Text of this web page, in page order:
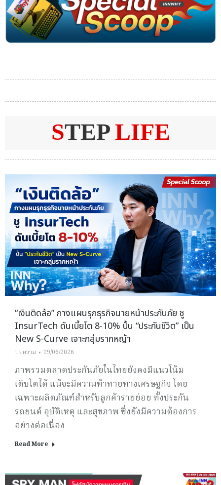
STEP LIFE
“เงินติดล้อ” กางแผนรุกธุรกิจนายหน้าประกันภัย ชู
InsurTech ดันเบี้ยโต 8-10% ปั้น “ประกันชีวิต” เป็น
New S-Curve เจาะกลุ่มรากหญ้า
บทความ 29/06/2026
ภาพรวมตลาดประกันภัยในไทยยังคงมีแนวโน้ม
เติบโตได้ แม้จะมีความท้าทายทางเศรษฐกิจ โดย
เฉพาะผลิตภัณฑ์สำหรับลูกค้ารายย่อย ทั้งประกัน
รถยนต์ อุบัติเหตุ และสุขภาพ ซึ่งยังมีความต้องการ
อย่างต่อเนื่อง
Read More